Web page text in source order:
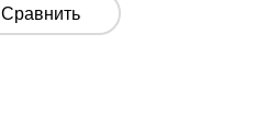
Сравнить